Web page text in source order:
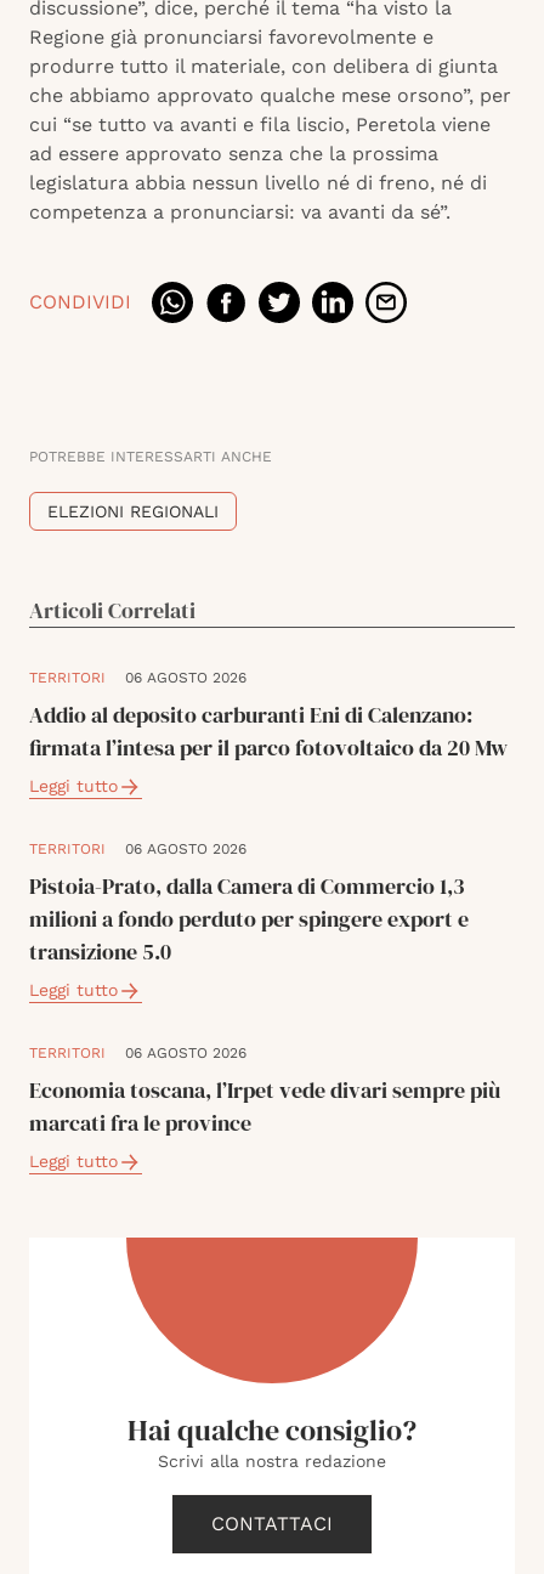
discussione”, dice, perché il tema “ha visto la
Regione già pronunciarsi favorevolmente e
produrre tutto il materiale, con delibera di giunta
che abbiamo approvato qualche mese orsono”, per
cui “se tutto va avanti e fila liscio, Peretola viene
ad essere approvato senza che la prossima
legislatura abbia nessun livello né di freno, né di
competenza a pronunciarsi: va avanti da sé”.
CONDIVIDI
POTREBBE INTERESSARTI ANCHE
ELEZIONI REGIONALI
Articoli Correlati
TERRITORI 06 AGOSTO 2026
Addio al deposito carburanti Eni di Calenzano:
firmata l’intesa per il parco fotovoltaico da 20 Mw
Leggi tutto
TERRITORI 06 AGOSTO 2026
Pistoia-Prato, dalla Camera di Commercio 1,3
milioni a fondo perduto per spingere export e
transizione 5.0
Leggi tutto
TERRITORI 06 AGOSTO 2026
Economia toscana, l’Irpet vede divari sempre più
marcati fra le province
Leggi tutto
Hai qualche consiglio?
Scrivi alla nostra redazione
CONTATTACI